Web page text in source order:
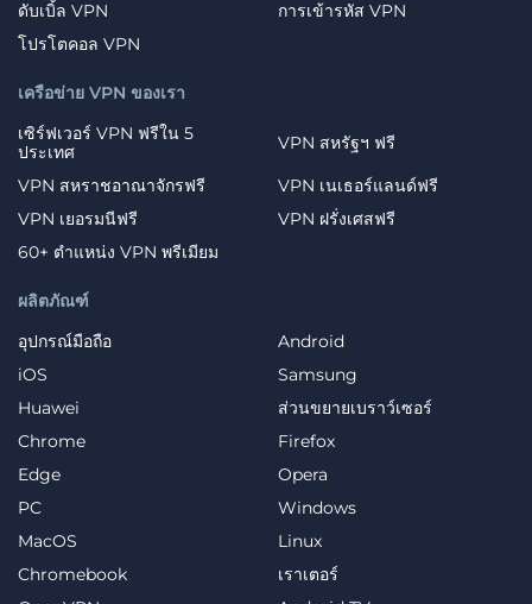
ดับเบิ้ล VPN
การเข้ารหัส VPN
โปรโตคอล VPN
ผลิตภัณฑ์
อุปกรณ์มือถือ
Android
iOS
Samsung
Huawei
ส่วนขยายเบราว์เซอร์
Chrome
Firefox
Edge
Opera
PC
Windows
MacOS
Linux
Chromebook
เราเตอร์
เครือข่าย VPN ของเรา
เซิร์ฟเวอร์ VPN ฟรีใน 5
ประเทศ
VPN สหรัฐฯ ฟรี
VPN สหราชอาณาจักรฟรี
VPN เนเธอร์แลนด์ฟรี
VPN เยอรมนีฟรี
VPN ฝรั่งเศสฟรี
60+ ตำแหน่ง VPN พรีเมียม